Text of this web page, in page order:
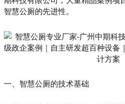
智慧公厕的先进性。
一、智慧公厕的技术基础